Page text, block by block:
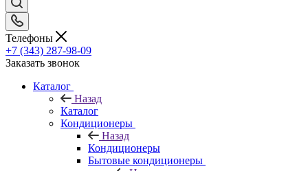
Телефоны
+7 (343) 287-98-09
Заказать звонок
Каталог
Назад
Каталог
Кондиционеры
Назад
Кондиционеры
Бытовые кондиционеры